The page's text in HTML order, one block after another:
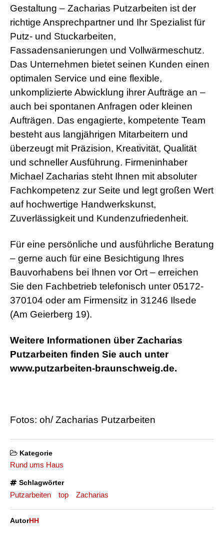
Gestaltung – Zacharias Putzarbeiten ist der
richtige Ansprechpartner und Ihr Spezialist für
Putz- und Stuckarbeiten,
Fassadensanierungen und Vollwärmeschutz.
Das Unternehmen bietet seinen Kunden einen
optimalen Service und eine flexible,
unkomplizierte Abwicklung ihrer Aufträge an –
auch bei spontanen Anfragen oder kleinen
Aufträgen. Das engagierte, kompetente Team
besteht aus langjährigen Mitarbeitern und
überzeugt mit Präzision, Kreativität, Qualität
und schneller Ausführung. Firmeninhaber
Michael Zacharias steht Ihnen mit absoluter
Fachkompetenz zur Seite und legt großen Wert
auf hochwertige Handwerkskunst,
Zuverlässigkeit und Kundenzufriedenheit.
Für eine persönliche und ausführliche Beratung
– gerne auch für eine Besichtigung Ihres
Bauvorhabens bei Ihnen vor Ort – erreichen
Sie den Fachbetrieb telefonisch unter 05172-
370104 oder am Firmensitz in 31246 Ilsede
(Am Geierberg 19).
Weitere Informationen über Zacharias
Putzarbeiten finden Sie auch unter
www.putzarbeiten-braunschweig.de.
Fotos: oh/ Zacharias Putzarbeiten
Kategorie
Rund ums Haus
Schlagwörter
Putzarbeiten top Zacharias
AutorHH